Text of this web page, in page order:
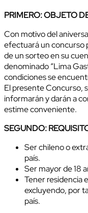
PRIMERO: OBJETO
Con motivo del
efectuará un concurso
de un sorteo en su
denominado “Lima
condiciones se
El presente Concurso,
informarán y darán a
estime conveniente.
SEGUNDO:
Ser chileno o
país.
Ser mayor de 18
Tener residencia
excluyendo, por
país.